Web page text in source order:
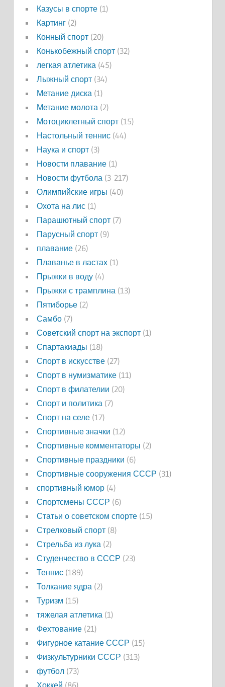
Казусы в спорте(1)
Картинг(2)
Конный спорт(20)
Конькобежный спорт(32)
легкая атлетика (45)
Лыжный спорт(34)
Метание диска (1)
Метание молота (2)
Мотоциклетный спорт(15)
Настольный теннис(44)
Наука и спорт(3)
Новости плавание(1)
Новости футбола (3 217)
Олимпийские игры (40)
Охота на лис(1)
Парашютный спорт(7)
Парусный спорт(9)
плавание(26)
Плаванье в ластах(1)
Прыжки в воду(4)
Прыжки с трамплина (13)
Пятиборье(2)
Самбо(7)
Советский спорт на экспорт(1)
Спартакиады (18)
Спорт в искусстве(27)
Спорт в нумизматике(11)
Спорт в филателии (20)
Спорт и политика (7)
Спорт на селе(17)
Спортивные значки (12)
Спортивные комментаторы (2)
Спортивные праздники (6)
Спортивные сооружения СССР (31)
спортивный юмор(4)
Спортсмены СССР (6)
Статьи о советском спорте(15)
Стрелковый спорт(8)
Стрельба из лука (2)
Студенчество в СССР (23)
Теннис(189)
Толкание ядра (2)
Туризм (15)
тяжелая атлетика (1)
Фехтование(21)
Фигурное катание СССР (15)
Физкультурники СССР (313)
футбол(73)
Хоккей (86)